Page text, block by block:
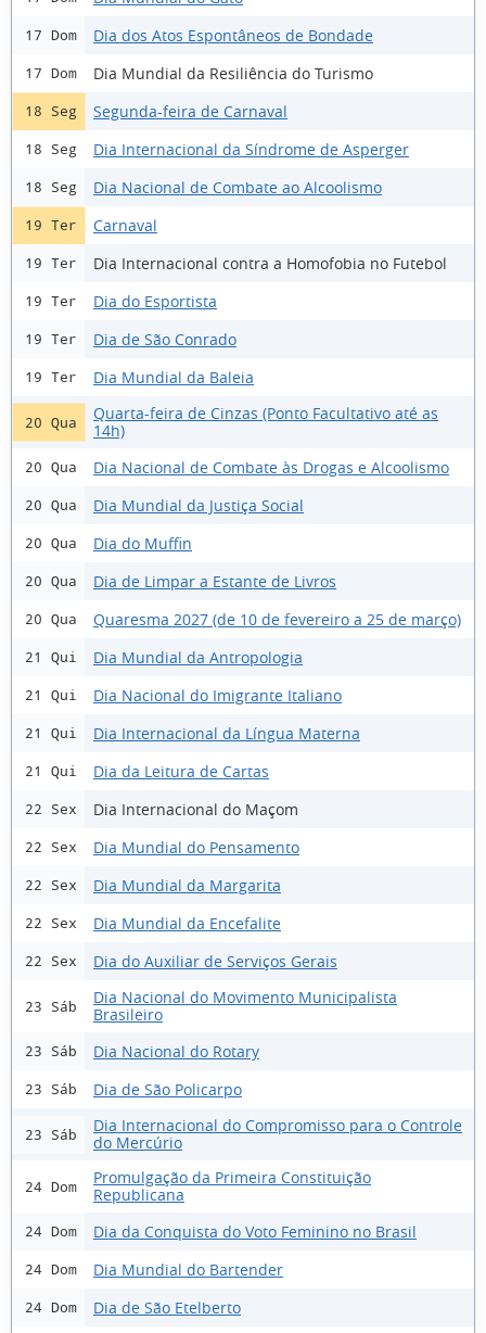
17 Dom Dia dos Atos Espontâneos de Bondade
17 Dom Dia Mundial da Resiliência do Turismo
18 Seg Segunda-feira de Carnaval
18 Seg Dia Internacional da Síndrome de Asperger
18 Seg Dia Nacional de Combate ao Alcoolismo
19 Ter Carnaval
19 Ter Dia Internacional contra a Homofobia no Futebol
19 Ter Dia do Esportista
19 Ter Dia de São Conrado
19 Ter Dia Mundial da Baleia
20 Qua
Quarta-feira de Cinzas (Ponto Facultativo até as
14h)
20 Qua Dia Nacional de Combate às Drogas e Alcoolismo
20 Qua Dia Mundial da Justiça Social
20 Qua Dia do Muffin
20 Qua Dia de Limpar a Estante de Livros
20 Qua Quaresma 2027 (de 10 de fevereiro a 25 de março)
21 Qui Dia Mundial da Antropologia
21 Qui Dia Nacional do Imigrante Italiano
21 Qui Dia Internacional da Língua Materna
21 Qui Dia da Leitura de Cartas
22 Sex Dia Internacional do Maçom
22 Sex Dia Mundial do Pensamento
22 Sex Dia Mundial da Margarita
22 Sex Dia Mundial da Encefalite
22 Sex Dia do Auxiliar de Serviços Gerais
23 Sáb
Dia Nacional do Movimento Municipalista
Brasileiro
23 Sáb Dia Nacional do Rotary
23 Sáb Dia de São Policarpo
23 Sáb
Dia Internacional do Compromisso para o Controle
do Mercúrio
24 Dom
Promulgação da Primeira Constituição
Republicana
24 Dom Dia da Conquista do Voto Feminino no Brasil
24 Dom Dia Mundial do Bartender
24 Dom Dia de São Etelberto